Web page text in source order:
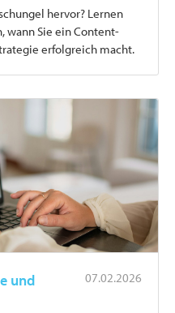
hervor? Lernen
wann Sie ein Content-
erfolgreich macht.
07.02.2026
und